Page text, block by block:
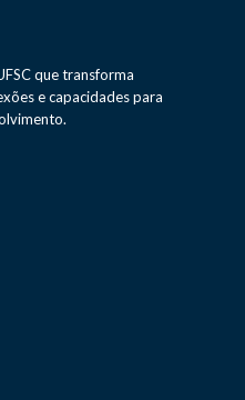
que transforma
e capacidades para